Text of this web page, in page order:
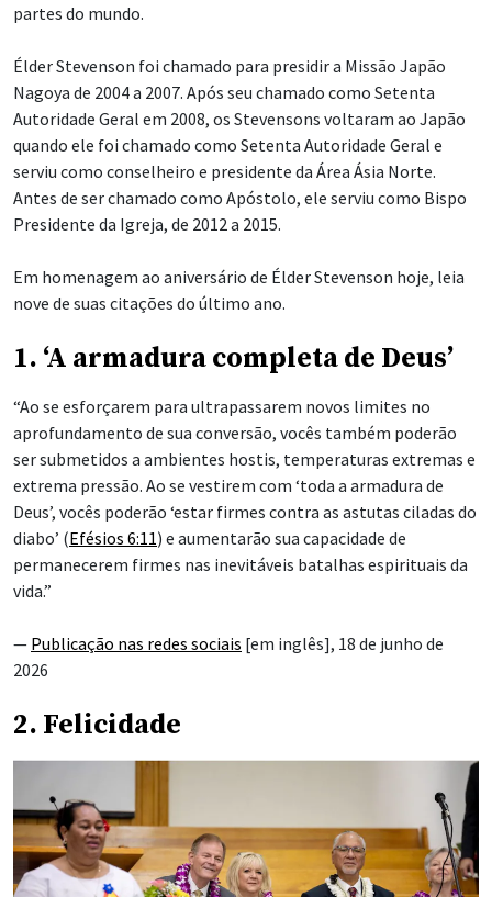
partes do mundo.
Élder Stevenson foi chamado para presidir a Missão Japão
Nagoya de 2004 a 2007. Após seu chamado como Setenta
Autoridade Geral em 2008, os Stevensons voltaram ao Japão
quando ele foi chamado como Setenta Autoridade Geral e
serviu como conselheiro e presidente da Área Ásia Norte.
Antes de ser chamado como Apóstolo, ele serviu como Bispo
Presidente da Igreja, de 2012 a 2015.
Em homenagem ao aniversário de Élder Stevenson hoje, leia
nove de suas citações do último ano.
1. ‘A armadura completa de Deus’
“Ao se esforçarem para ultrapassarem novos limites no
aprofundamento de sua conversão, vocês também poderão
ser submetidos a ambientes hostis, temperaturas extremas e
extrema pressão. Ao se vestirem com ‘toda a armadura de
Deus’, vocês poderão ‘estar firmes contra as astutas ciladas do
diabo’ (Efésios 6:11) e aumentarão sua capacidade de
permanecerem firmes nas inevitáveis batalhas espirituais da
vida.”
— Publicação nas redes sociais [em inglês], 18 de junho de
2026
2. Felicidade